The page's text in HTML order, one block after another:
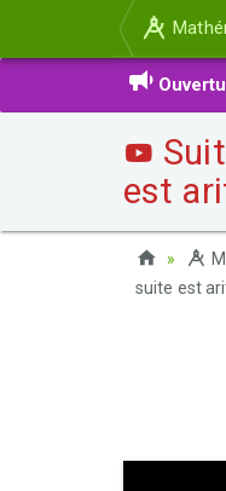
est
suite est